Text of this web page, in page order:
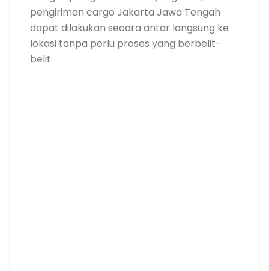
pengiriman cargo Jakarta Jawa Tengah
dapat dilakukan secara antar langsung ke
lokasi tanpa perlu proses yang berbelit-
belit.